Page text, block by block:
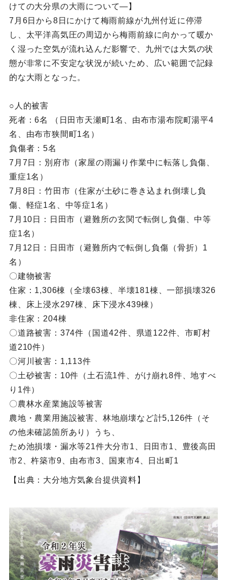
けての大分県の大雨について―】
7月6日から8日にかけて梅雨前線が九州付近に停滞
し、太平洋高気圧の周辺から梅雨前線に向かって暖か
く湿った空気が流れ込んだ影響で、九州では大気の状
態が非常に不安定な状況が続いため、広い範囲で記録
的な大雨となった。
○人的被害
死者：6名 （日田市天瀬町1名、由布市湯布院町湯平4
名、由布市狭間町1名）
負傷者：5名
7月7日：別府市（家屋の雨漏り作業中に転落し負傷、
重症1名）
7月8日：竹田市（住家が土砂に巻き込まれ倒壊し負
傷、軽症1名、中等症1名）
7月10日：日田市（避難所の玄関で転倒し負傷、中等
症1名）
7月12日：日田市（避難所内で転倒し負傷（骨折）1
名）
〇建物被害
住家：1,306棟（全壊63棟、半壊181棟、一部損壊326
棟、床上浸水297棟、床下浸水439棟）
非住家：204棟
〇道路被害：374件（国道42件、県道122件、市町村
道210件）
〇河川被害：1,113件
〇土砂被害：10件（土石流1件、がけ崩れ8件、地すべ
り1件）
〇農林水産業施設等被害
農地・農業用施設被害、林地崩壊など計5,126件（そ
の他未確認箇所あり）うち、
ため池損壊・漏水等21件大分市1、日田市1、豊後高田
市2、杵築市9、由布市3、国東市4、日出町1
【出典：大分地方気象台提供資料】